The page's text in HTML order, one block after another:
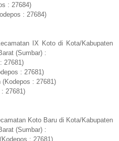
: 27684)
: 27684)
IX Koto di Kota/Kabupaten
(Sumbar) :
27681)
: 27681)
(Kodepos : 27681)
27681)
Koto Baru di Kota/Kabupaten
(Sumbar) :
: 27681)